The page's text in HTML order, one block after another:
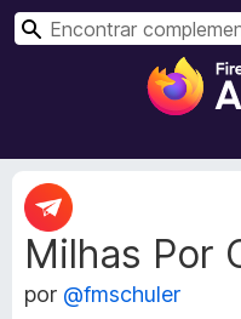
P
Milhas Por
por @fmschuler
M
e
t
a
d